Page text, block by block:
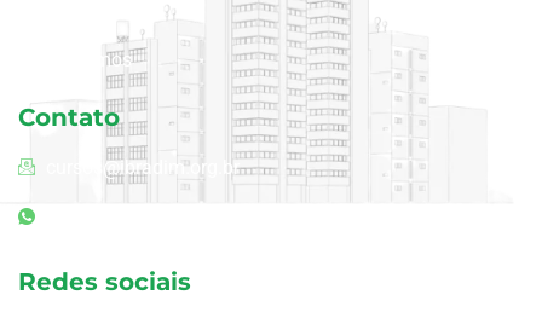
Quem somos
Contato
cursos@ibradim.org.br
Redes sociais